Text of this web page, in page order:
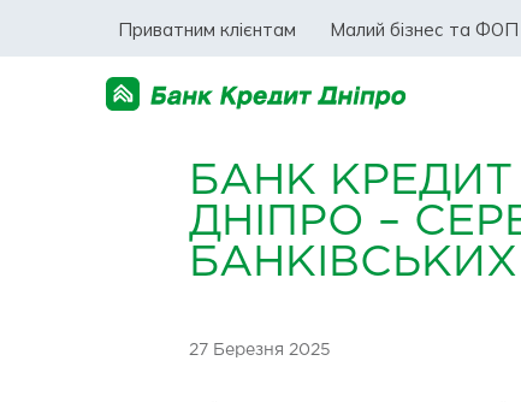
Приватним клієнтам Малий бізнес та ФОП
БАНК КРЕДИТ
ДНІПРО –
БАНКІВСЬКИХ
27 Березня 2025